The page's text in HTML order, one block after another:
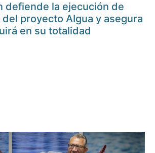
defiende la ejecución de
proyecto AIgua y asegura
en su totalidad